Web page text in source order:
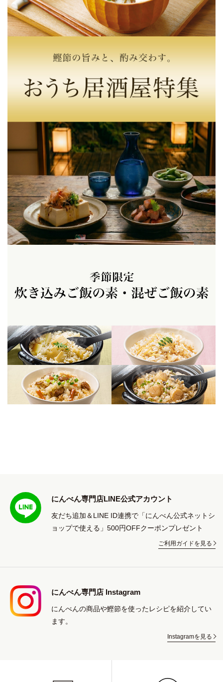
にんべん専門店LINE公式アカウント
友だち追加＆LINE ID連携で「にんべん公式ネットシ
ョップで使える」500円OFFクーポンプレゼント
ご利用ガイドを見る
にんべん専門店 Instagram
にんべんの商品や鰹節を使ったレシピを紹介してい
ます。
Instagramを見る